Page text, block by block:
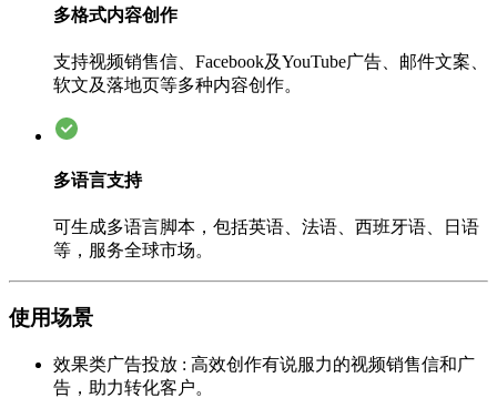
多格式内容创作
支持视频销售信、Facebook及YouTube广告、邮件文案、
软文及落地页等多种内容创作。
多语言支持
可生成多语言脚本，包括英语、法语、西班牙语、日语
等，服务全球市场。
使用场景
效果类广告投放 : 高效创作有说服力的视频销售信和广
告，助力转化客户。